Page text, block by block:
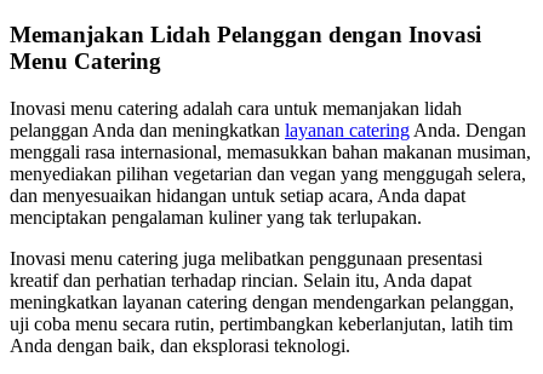
Memanjakan Lidah Pelanggan dengan Inovasi
Menu Catering
Inovasi menu catering adalah cara untuk memanjakan lidah
pelanggan Anda dan meningkatkan layanan catering Anda. Dengan
menggali rasa internasional, memasukkan bahan makanan musiman,
menyediakan pilihan vegetarian dan vegan yang menggugah selera,
dan menyesuaikan hidangan untuk setiap acara, Anda dapat
menciptakan pengalaman kuliner yang tak terlupakan.
Inovasi menu catering juga melibatkan penggunaan presentasi
kreatif dan perhatian terhadap rincian. Selain itu, Anda dapat
meningkatkan layanan catering dengan mendengarkan pelanggan,
uji coba menu secara rutin, pertimbangkan keberlanjutan, latih tim
Anda dengan baik, dan eksplorasi teknologi.